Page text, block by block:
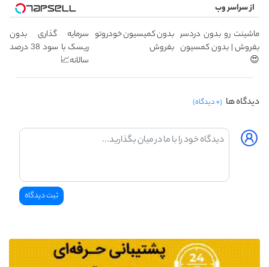
از سراسر وب
ماشینت رو بدون دردسر
بفروش | بدون کمسیون
😍
بدون کمیسیون خودروتو
بفروش
سرمایه گذاری بدون
ریسک با سود 38 درصد
سالانه📈
دیدگاه ها (۰ دیدگاه)